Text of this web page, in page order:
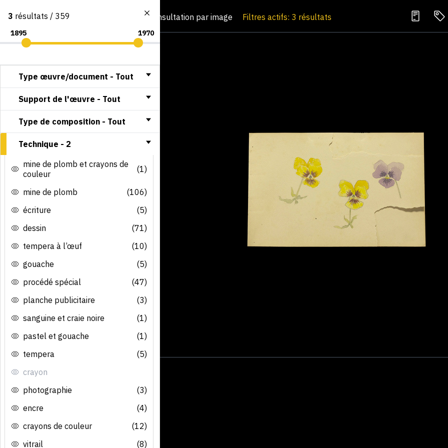
Consultation par image Filtres actifs: 3 résultats
3 résultats / 359
Type œuvre/document - Tout
Support de l'œuvre - Tout
Type de composition - Tout
Technique - 2
mine de plomb et crayons de
couleur
(1)
mine de plomb
(106)
écriture
(5)
dessin
(71)
tempera à l’œuf
(10)
gouache
(5)
procédé spécial
(47)
planche publicitaire
(3)
sanguine et craie noire
(1)
pastel et gouache
(1)
tempera
(5)
crayon
photographie
(3)
encre
(4)
crayons de couleur
(12)
vitrail
(8)